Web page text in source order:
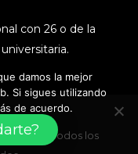
con 26 o de la
Sor / Todos los
damos la mejor
Si sigues utilizando
de acuerdo.